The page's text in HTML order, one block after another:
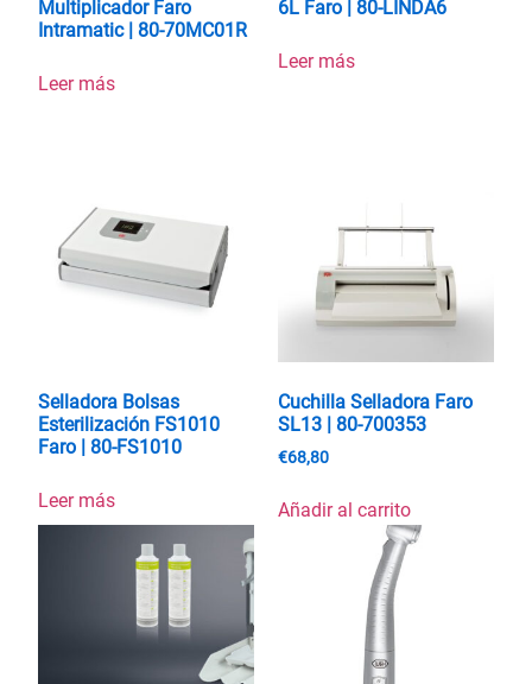
Multiplicador Faro
Intramatic | 80-70MC01R
Leer más
6L Faro | 80-LINDA6
Leer más
Selladora Bolsas
Esterilización FS1010
Faro | 80-FS1010
Leer más
Cuchilla Selladora Faro
SL13 | 80-700353
€68,80
Añadir al carrito